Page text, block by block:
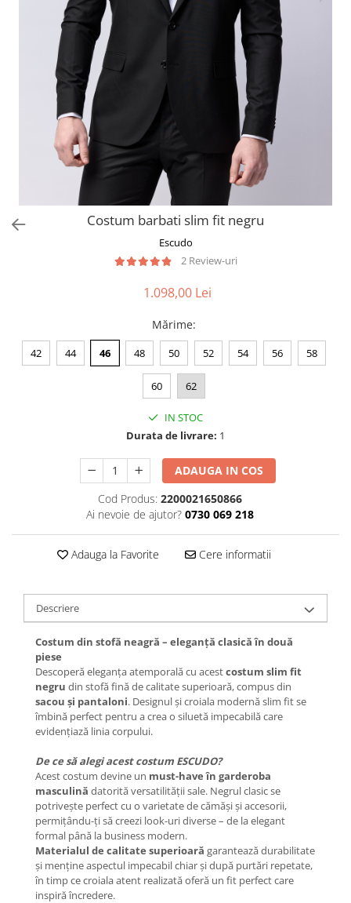
Costum barbati slim fit negru
Escudo
2 Review-uri
1.098,00 Lei
Mărime:
42 44 46 48 50 52 54 56 58
60 62
IN STOC
Durata de livrare: 1
ADAUGA IN COS
Cod Produs: 2200021650866
Ai nevoie de ajutor? 0730 069 218
Adauga la Favorite Cere informatii
Descriere
Costum din stofă neagră – eleganță clasică în două
piese
Descoperă eleganța atemporală cu acestcostum slim fit
negru din stofă fină de calitate superioară, compus din
sacou și pantaloni. Designul și croiala modernă slim fit se
îmbină perfect pentru a crea o siluetă impecabilă care
evidențiază linia corpului.
De ce să alegi acest costum ESCUDO?
Acest costum devine un must-have în garderoba
masculină datorită versatilității sale. Negrul clasic se
potrivește perfect cu o varietate de cămăși și accesorii,
permițându-ți să creezi look-uri diverse – de la elegant
formal până la business modern.
Materialul de calitate superioară garantează durabilitate
și menține aspectul impecabil chiar și după purtări repetate,
în timp ce croiala atent realizată oferă un fit perfect care
inspiră încredere.